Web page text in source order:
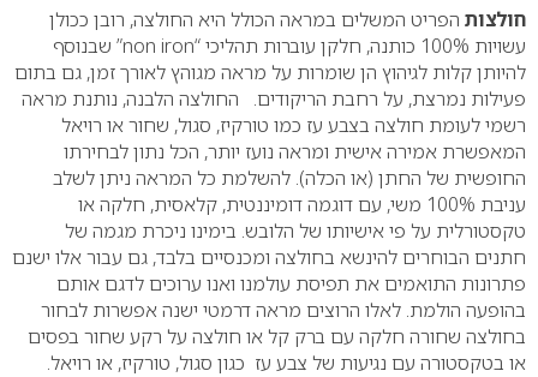
חולצות הפריט המשלים במראה הכולל היא החולצה, רובן ככולן
עשויות 100% כותנה, חלקן עוברות תהליכי “non iron” שבנוסף
להיותן קלות לגיהוץ הן שומרות על מראה מגוהץ לאורך זמן, גם בתום
פעילות נמרצת, על רחבת הריקודים. החולצה הלבנה, נותנת מראה
רשמי לעומת חולצה בצבע עז כמו טורקיז, סגול, שחור או רויאל
המאפשרת אמירה אישית ומראה נועז יותר, הכל נתון לבחירתו
החופשית של החתן (או הכלה). להשלמת כל המראה ניתן לשלב
עניבת 100% משי, עם דוגמה דומיננטית, קלאסית, חלקה או
טקסטורלית על פי אישיותו של הלובש. בימינו ניכרת מגמה של
חתנים הבוחרים להינשא בחולצה ומכנסיים בלבד, גם עבור אלו ישנם
פתרונות התואמים את תפיסת עולמנו ואנו ערוכים לדגם אותם
בהופעה הולמת. לאלו הרוצים מראה דרמטי ישנה אפשרות לבחור
בחולצה שחורה חלקה עם ברק קל או חולצה על רקע שחור בפסים
או בטקסטורה עם נגיעות של צבע עז כגון סגול, טורקיז, או רויאל.